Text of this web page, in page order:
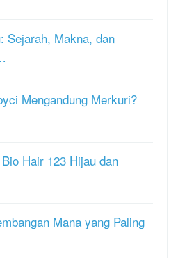
Sejarah, Makna, dan
Mengandung Merkuri?
Hair 123 Hijau dan
Mana yang Paling